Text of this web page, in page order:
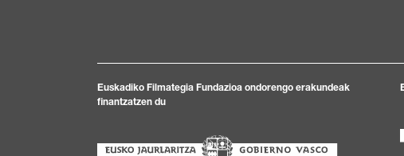
Euskadiko Filmategia Fundazioa ondorengo erakundeak
finantzatzen du